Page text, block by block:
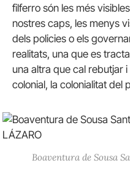
filferro són les més
nostres caps, les menys
dels policies o els
realitats, una que es
una altra que cal rebutjar
colonial, la colonialitat del
Boaventura de Sousa